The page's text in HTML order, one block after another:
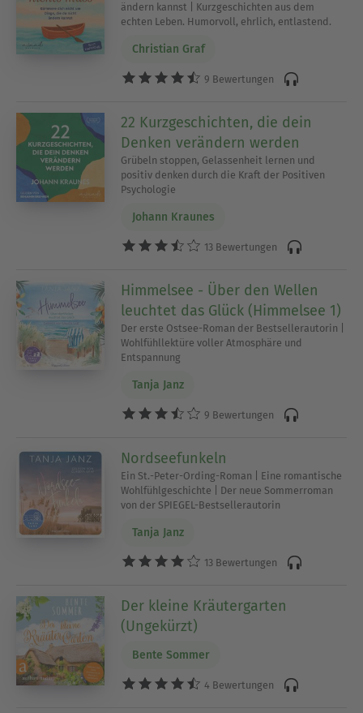
- Meditationsbegleitungen und geführte
Fantasiereisen, die nicht auf Einschlafen
ausgelegt sind
Entscheidend ist das Zusammenspiel aus Inhalt
und Sprecher*innenstimme. Eine warme,
gleichmäßige Stimme kann selbst aus einem
sachlichen Text ein echtes Hörerlebnis machen.
Hörbücher zum Entspannen im Skoobe-Abo
Mit dem Skoobe-Abo hast Du Zugang zu einer
direkt auf Deinem Smartphone oder Tablet, ohne
heruntergeladen hast. Perfekt für unterwegs oder
für Momente, in denen Du einfach abschalten
möchtest - aber noch nicht schlafen willst.
Entdecke Titel aus dem Genre und finde heraus,
welche Stimme und welches Thema zu Deiner
nächsten Auszeit passen.
ändern kannst | Kurzgeschichten aus dem
echten Leben. Humorvoll, ehrlich, entlastend.
Christian Graf
9 Bewertungen
22 Kurzgeschichten, die dein
Denken verändern werden
Grübeln stoppen, Gelassenheit lernen und
positiv denken durch die Kraft der Positiven
Psychologie
Johann Kraunes
13 Bewertungen
Himmelsee - Über den Wellen
leuchtet das Glück (Himmelsee 1)
Der erste Ostsee-Roman der Bestsellerautorin |
Wohlfühllektüre voller Atmosphäre und
Entspannung
Tanja Janz
9 Bewertungen
Nordseefunkeln
Ein St.-Peter-Ording-Roman | Eine romantische
Wohlfühlgeschichte | Der neue Sommerroman
von der SPIEGEL-Bestsellerautorin
Tanja Janz
13 Bewertungen
Der kleine Kräutergarten
(Ungekürzt)
Bente Sommer
4 Bewertungen